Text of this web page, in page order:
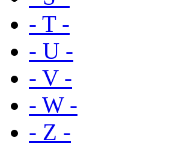
- T -
- U -
- V -
- W -
- Z -